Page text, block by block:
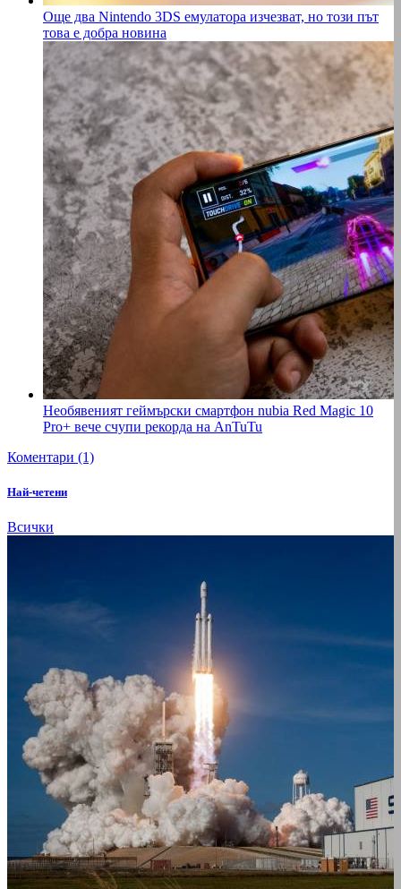
Още два Nintendo 3DS емулатора изчезват, но този път
това е добра новина
Необявеният геймърски смартфон nubia Red Magic 10
Pro+ вече счупи рекорда на AnTuTu
Коментари (1)
Най-четени
Всички